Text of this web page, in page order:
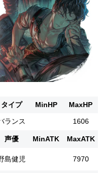
タイプ MinHP MaxHP
ランス 1606
声優 MinATK
MaxATK
島健児 7970